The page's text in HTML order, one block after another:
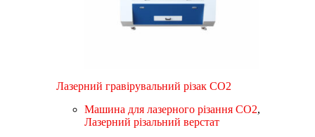
Лазерний гравірувальний різак CO2
Машина для лазерного різання CO2,
Лазерний різальний верстат